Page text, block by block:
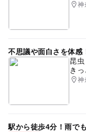
神
不思議や面白さを体感
昆
き
神
駅から徒歩4分！雨で